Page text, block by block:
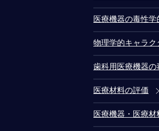
医療機器の毒性学
物理学的キャラク
歯科用医療機器の
医療材料の評価
医療機器・医療